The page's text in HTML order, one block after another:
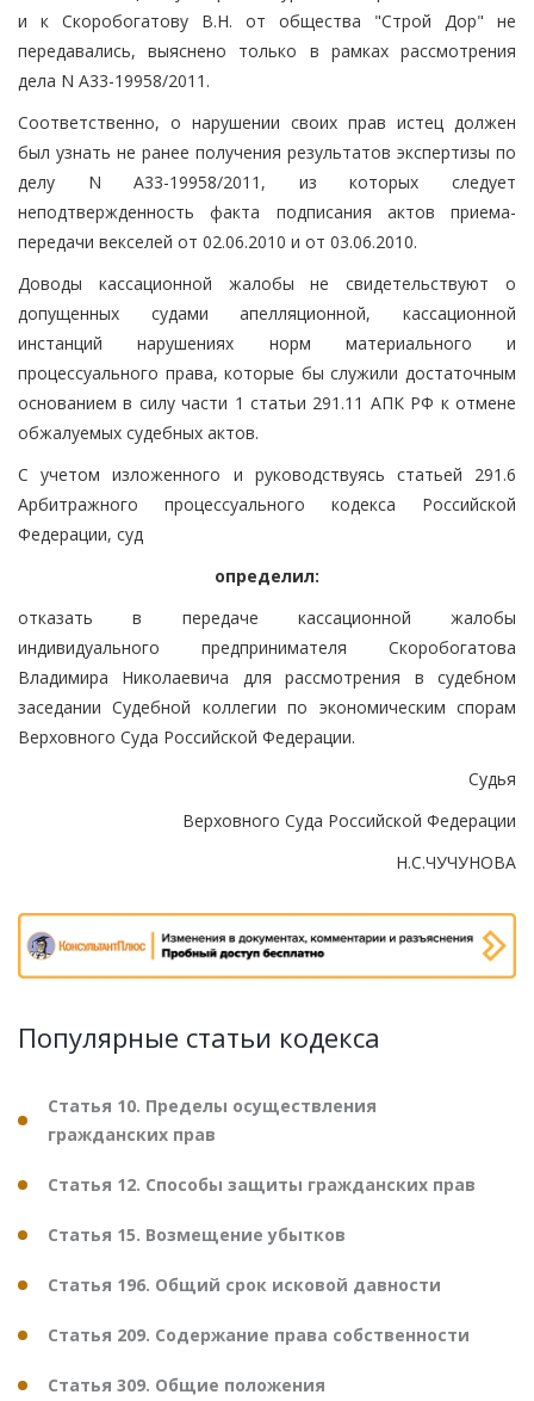
и к Скоробогатову В.Н. от общества "Строй Дор" не
передавались, выяснено только в рамках рассмотрения
дела N А33-19958/2011.
Соответственно, о нарушении своих прав истец должен
был узнать не ранее получения результатов экспертизы по
делу N А33-19958/2011, из которых следует
неподтвержденность факта подписания актов приема-
передачи векселей от 02.06.2010 и от 03.06.2010.
Доводы кассационной жалобы не свидетельствуют о
допущенных судами апелляционной, кассационной
инстанций нарушениях норм материального и
процессуального права, которые бы служили достаточным
основанием в силу части 1 статьи 291.11 АПК РФ к отмене
обжалуемых судебных актов.
С учетом изложенного и руководствуясь статьей 291.6
Арбитражного процессуального кодекса Российской
Федерации, суд
определил:
отказать в передаче кассационной жалобы
индивидуального предпринимателя Скоробогатова
Владимира Николаевича для рассмотрения в судебном
заседании Судебной коллегии по экономическим спорам
Верховного Суда Российской Федерации.
Судья
Верховного Суда Российской Федерации
Н.С.ЧУЧУНОВА
Популярные статьи кодекса
Статья 10. Пределы осуществления
гражданских прав
Статья 12. Способы защиты гражданских прав
Статья 15. Возмещение убытков
Статья 196. Общий срок исковой давности
Статья 209. Содержание права собственности
Статья 309. Общие положения